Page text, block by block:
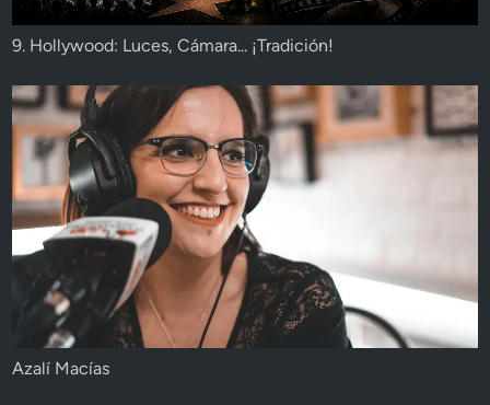
9. Hollywood: Luces, Cámara... ¡Tradición!
Azalí Macías